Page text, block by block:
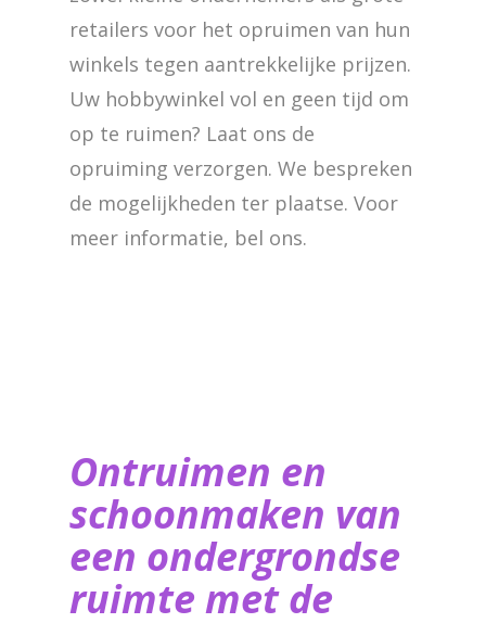
retailers voor het opruimen van hun
winkels tegen aantrekkelijke prijzen.
Uw hobbywinkel vol en geen tijd om
op te ruimen? Laat ons de
opruiming verzorgen. We bespreken
de mogelijkheden ter plaatse. Voor
meer informatie, bel ons.
Ontruimen en
schoonmaken van
een ondergrondse
ruimte met de